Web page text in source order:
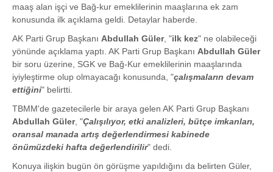
maaş alan işçi ve Bağ-kur emeklilerinin maaşlarına ek zam
konusunda ilk açıklama geldi. Detaylar haberde.
AK Parti Grup Başkanı Abdullah Güler, "ilk kez" ne olabileceği
yönünde açıklama yaptı. AK Parti Grup Başkanı Abdullah Güler
bir soru üzerine, SGK ve Bağ-Kur emeklilerinin maaşlarında
iyiyleştirme olup olmayacağı konusunda, "çalışmaların devam
ettiğini" belirtti.
TBMM'de gazetecilerle bir araya gelen AK Parti Grup Başkanı
Abdullah Güler, "Çalışılıyor, etki analizleri, bütçe imkanları,
oransal manada artış değerlendirmesi kabinede
önümüzdeki hafta değerlendirilir" dedi.
Konuya ilişkin bugün ön görüşme yapıldığını da belirten Güler,